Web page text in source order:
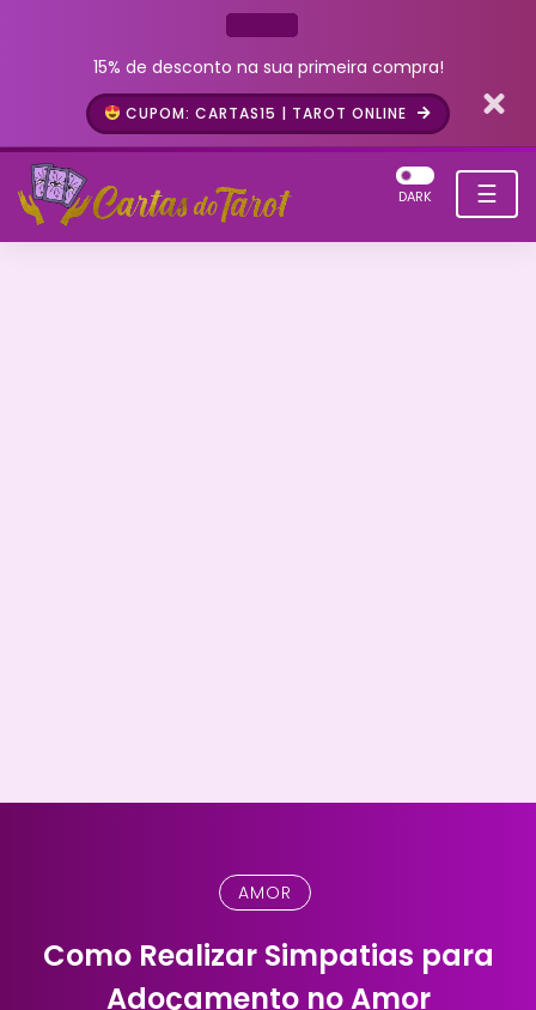
15% de desconto na sua primeira compra!
CUPOM: CARTAS15 | TAROT ONLINE
☰
DARK
AMOR
Como Realizar Simpatias para
Adoçamento no Amor